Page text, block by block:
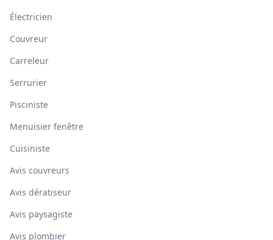
Électricien
Couvreur
Carreleur
Serrurier
Pisciniste
Menuisier fenêtre
Cuisiniste
Avis couvreurs
Avis dératiseur
Avis paysagiste
Avis plombier